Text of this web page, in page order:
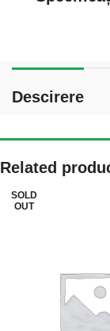
Descirere
Related
SOLD
OUT